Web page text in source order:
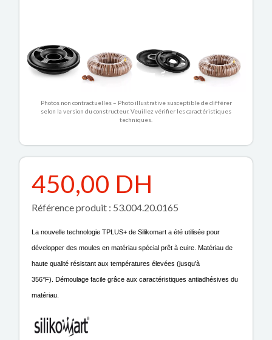
Photos non contractuelles – Photo illustrative susceptible de différer
selon la version du constructeur. Veuillez vérifier les caractéristiques
techniques.
450,00 DH
Référence produit : 53.004.20.0165
La nouvelle technologie TPLUS+ de Silikomart a été utilisée pour
développer des moules en matériau spécial prêt à cuire. Matériau de
haute qualité résistant aux températures élevées (jusqu'à
356°F). Démoulage facile grâce aux caractéristiques antiadhésives du
matériau.